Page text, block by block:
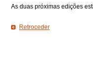
As duas próximas edições
Retroceder